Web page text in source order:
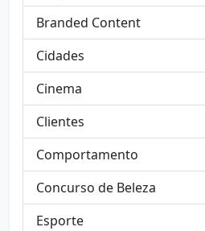
Branded Content
Cidades
Cinema
Clientes
Comportamento
Concurso de Beleza
Esporte